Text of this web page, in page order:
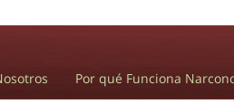
Por qué Funciona